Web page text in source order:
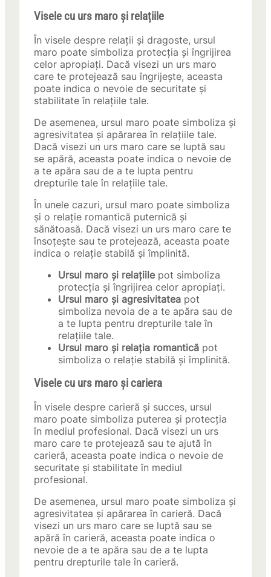
Visele cu urs maro și relațiile
În visele despre relații și dragoste, ursul
maro poate simboliza protecția și îngrijirea
celor apropiați. Dacă visezi un urs maro
care te protejează sau îngrijește, aceasta
poate indica o nevoie de securitate și
stabilitate în relațiile tale.
De asemenea, ursul maro poate simboliza și
agresivitatea și apărarea în relațiile tale.
Dacă visezi un urs maro care se luptă sau
se apără, aceasta poate indica o nevoie de
a te apăra sau de a te lupta pentru
drepturile tale în relațiile tale.
În unele cazuri, ursul maro poate simboliza
și o relație romantică puternică și
sănătoasă. Dacă visezi un urs maro care te
însoțește sau te protejează, aceasta poate
indica o relație stabilă și împlinită.
Ursul maro și relațiilepot simboliza
protecția și îngrijirea celor apropiați.
Ursul maro și agresivitatea pot
simboliza nevoia de a te apăra sau de
a te lupta pentru drepturile tale în
relațiile tale.
Ursul maro și relația romantică pot
simboliza o relație stabilă și împlinită.
Visele cu urs maro și cariera
În visele despre carieră și succes, ursul
maro poate simboliza puterea și protecția
în mediul profesional. Dacă visezi un urs
maro care te protejează sau te ajută în
carieră, aceasta poate indica o nevoie de
securitate și stabilitate în mediul
profesional.
De asemenea, ursul maro poate simboliza și
agresivitatea și apărarea în carieră. Dacă
visezi un urs maro care se luptă sau se
apără în carieră, aceasta poate indica o
nevoie de a te apăra sau de a te lupta
pentru drepturile tale în carieră.